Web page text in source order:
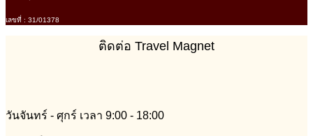
เลขที่ : 31/01378
ติดต่อ Travel Magnet
วันจันทร์ - ศุกร์ เวลา 9:00 - 18:00